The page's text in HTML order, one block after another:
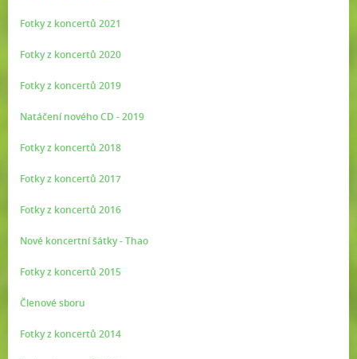
Fotky z koncertů 2021
Fotky z koncertů 2020
Fotky z koncertů 2019
Natáčení nového CD - 2019
Fotky z koncertů 2018
Fotky z koncertů 2017
Fotky z koncertů 2016
Nové koncertní šátky - Thao
Fotky z koncertů 2015
Členové sboru
Fotky z koncertů 2014